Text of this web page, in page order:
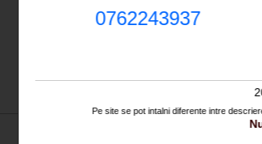
0762243937
Pe site se pot intalni diferente intre